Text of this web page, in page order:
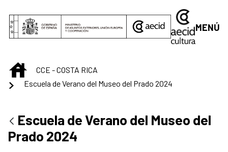
MENÚ
INICIO
CCE - COSTA RICA
Escuela de Verano del Museo del Prado 2024
Escuela de Verano del Museo del
Prado 2024